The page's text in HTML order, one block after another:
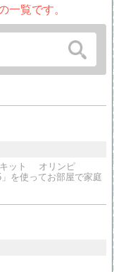
一覧です。
キット オリンピ
を使ってお部屋で家庭